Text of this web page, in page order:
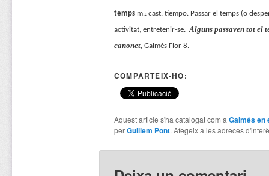
tempsm.: cast. tiempo. Passar el temps (o
activitat, entretenir-se. Alguns passaven tot el
canonet, Galmés Flor 8.
COMPARTEIX-HO:
Aquest article s'ha catalogat com a Galmés en
perGuillem Pont. Afegeix a les adreces